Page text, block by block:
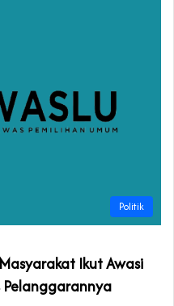
Politik
Ikut Awasi